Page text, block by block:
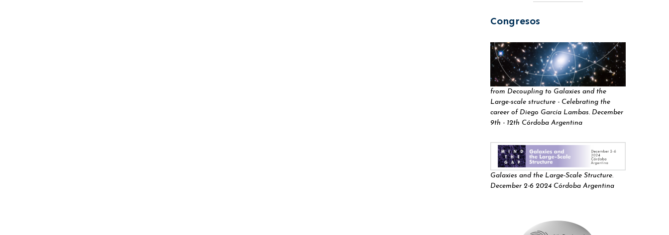
Congresos
from Decoupling to Galaxies and the
Large-scale structure - Celebrating the
career of Diego García Lambas. December
9th - 12th Córdoba Argentina
Galaxies and the Large-Scale Structure.
December 2-6 2024 Córdoba Argentina